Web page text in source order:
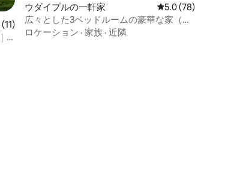
ー11件、5つ星中5.0つ星の平均評価
ウダイプルの一軒家 レビュー78件、5つ
5.0 (78)
広々とした3ベッドルームの豪華な家（専
用プール付き）
ロケーション · 家族 · 近隣